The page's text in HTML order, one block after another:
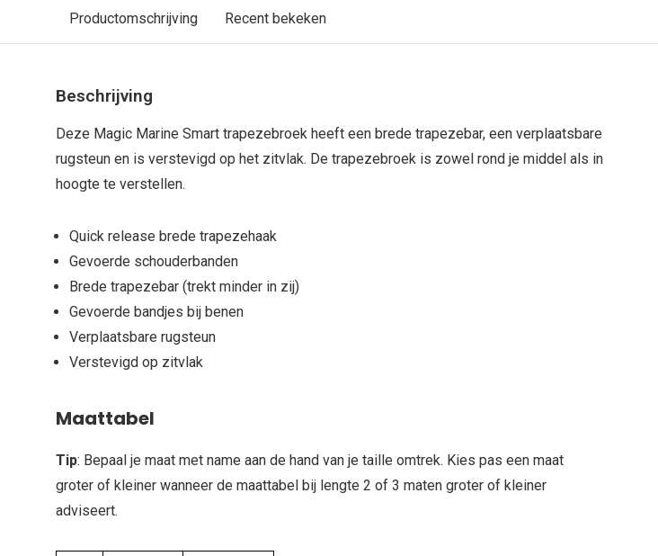
Productomschrijving Recent bekeken
Beschrijving
Deze Magic Marine Smart trapezebroek heeft een brede trapezebar, een verplaatsbare
rugsteun en is verstevigd op het zitvlak. De trapezebroek is zowel rond je middel als in
hoogte te verstellen.
Quick release brede trapezehaak
Gevoerde schouderbanden
Brede trapezebar (trekt minder in zij)
Gevoerde bandjes bij benen
Verplaatsbare rugsteun
Verstevigd op zitvlak
Maattabel
Tip: Bepaal je maat met name aan de hand van je taille omtrek. Kies pas een maat
groter of kleiner wanneer de maattabel bij lengte 2 of 3 maten groter of kleiner
adviseert.